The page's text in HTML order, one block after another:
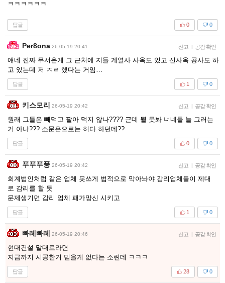
ㅋㅋㅋㅋㅋㅋ
답글 0
0
Per8ona 26-05-19 20:41 신고 | 공감 확인
얘네 진짜 무서운게 그 근처에 지들 계열사 사옥도 있고 신사옥 공사도 하
고 있는데 저 ㅈㄹ 했다는 거임…
답글 0
1
키스모리 26-05-19 20:42 신고 | 공감 확인
원래 그들은 빼먹고 팔아 먹지 않나???? 근데 뭘 못봐 너네들 늘 그러는
거 아냐??? 소문은으로는 허다 하던데??
답글 0
0
푸푸푸풍 26-05-19 20:42 신고 | 공감 확인
회계법인처럼 같은 업체 못쓰게 법적으로 막아놔야 감리업체들이 제대
로 감리를 할 듯
문제생기면 감리 업체 패가망신 시키고
답글 0
1
빠레빠레 26-05-19 20:46 신고 | 공감 확인
현대건설 말대로라면
지금까지 시공한거 믿을게 없다는 소린데 ㅋㅋㅋ
답글 0
28